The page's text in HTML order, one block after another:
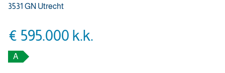
3531 GN Utrecht
€ 595.000 k.k.
A